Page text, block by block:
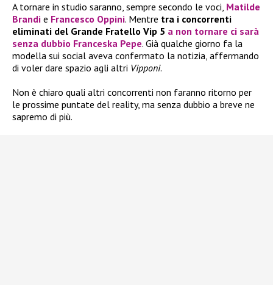
A tornare in studio saranno, sempre secondo le voci, Matilde
Brandi e Francesco Oppini. Mentre tra i concorrenti
eliminati del Grande Fratello Vip 5 a non tornare ci sarà
senza dubbio Franceska Pepe. Già qualche giorno fa la
modella sui social aveva confermato la notizia, affermando
di voler dare spazio agli altri Vipponi.
Non è chiaro quali altri concorrenti non faranno ritorno per
le prossime puntate del reality, ma senza dubbio a breve ne
sapremo di più.